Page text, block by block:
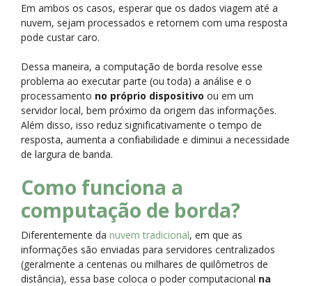
Em ambos os casos, esperar que os dados viagem até a
nuvem, sejam processados e retornem com uma resposta
pode custar caro.
Dessa maneira, a computação de borda resolve esse
problema ao executar parte (ou toda) a análise e o
processamento no próprio dispositivo ou em um
servidor local, bem próximo da origem das informações.
Além disso, isso reduz significativamente o tempo de
resposta, aumenta a confiabilidade e diminui a necessidade
de largura de banda.
Como funciona a
computação de borda?
Diferentemente da nuvem tradicional, em que as
informações são enviadas para servidores centralizados
(geralmente a centenas ou milhares de quilômetros de
distância), essa base coloca o poder computacional na